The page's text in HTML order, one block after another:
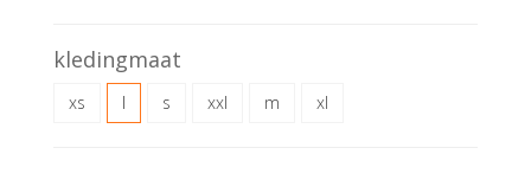
kledingmaat
xs l s xxl m xl